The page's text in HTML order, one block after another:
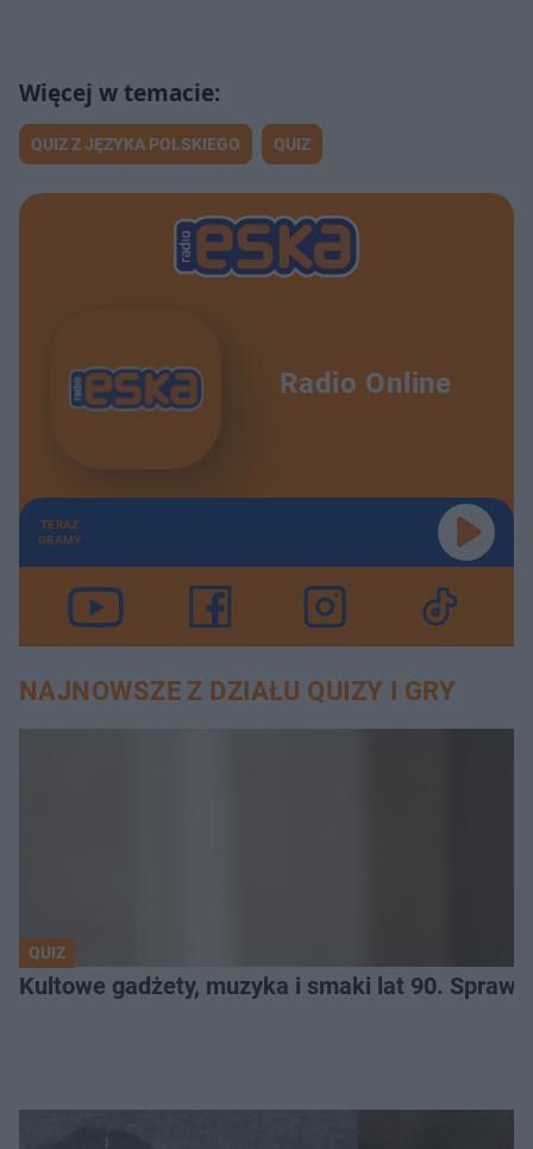
QUIZ Z JĘZYKA POLSKIEGO QUIZ
Radio Online
TERAZ
GRAMY
NAJNOWSZE Z DZIAŁU QUIZY I GRY
QUIZ
Kultowe gadżety, muzyka i smaki lat 90.